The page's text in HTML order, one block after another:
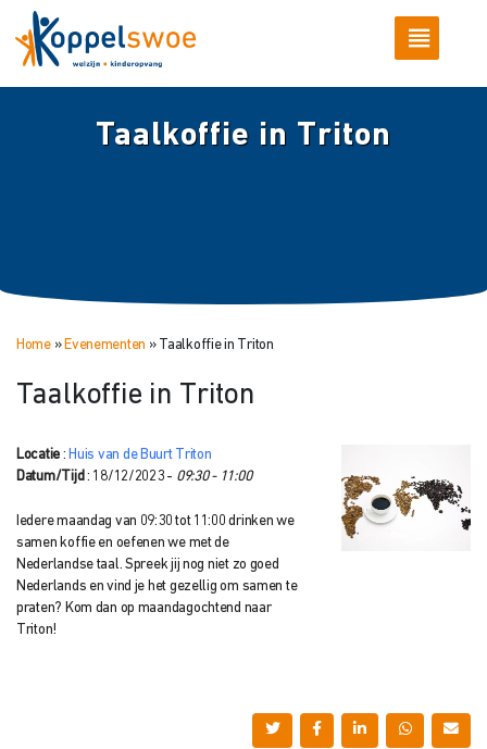
Taalkoffie in Triton
Home» Evenementen » Taalkoffie in Triton
Taalkoffie in Triton
Locatie : Huis van de Buurt Triton
Datum/Tijd : 18/12/2023 - 09:30 - 11:00
Iedere maandag van 09:30 tot 11:00 drinken we
samen koffie en oefenen we met de
Nederlandse taal. Spreek jij nog niet zo goed
Nederlands en vind je het gezellig om samen te
praten? Kom dan op maandagochtend naar
Triton!